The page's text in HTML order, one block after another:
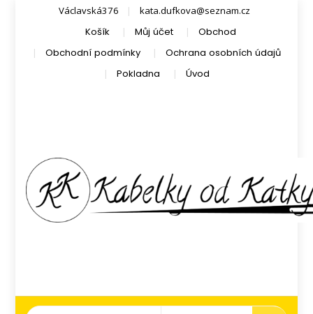
Václavská376 kata.dufkova@seznam.cz
Košík Můj účet
Obchod
Obchodní podmínky
Ochrana osobních údajů
Pokladna
Úvod